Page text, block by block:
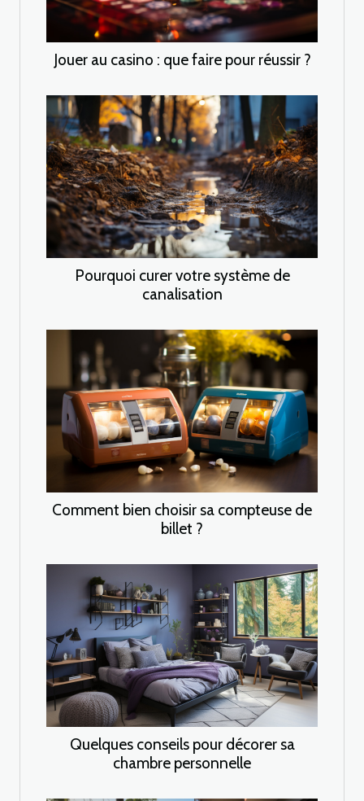
Jouer au casino : que faire pour réussir ?
Pourquoi curer votre système de
canalisation
Comment bien choisir sa compteuse de
billet ?
Quelques conseils pour décorer sa
chambre personnelle